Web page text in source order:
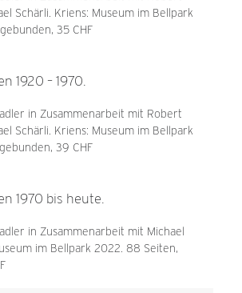
Schärli. Kriens: Museum im Bellpark
35 CHF
1920 – 1970.
in Zusammenarbeit mit Robert
Schärli. Kriens: Museum im Bellpark
39 CHF
1970 bis heute.
in Zusammenarbeit mit Michael
im Bellpark 2022. 88 Seiten,